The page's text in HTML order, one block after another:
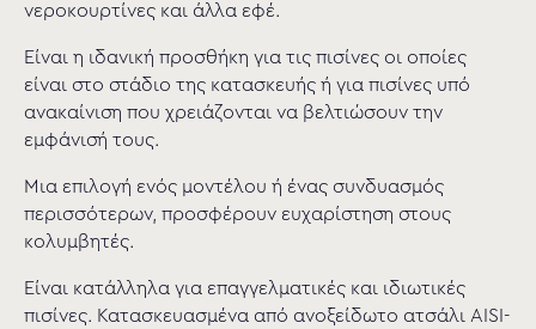
νεροκουρτίνες και άλλα εφέ.
Είναι η ιδανική προσθήκη για τις πισίνες οι οποίες
είναι στο στάδιο της κατασκευής ή για πισίνες υπό
ανακαίνιση που χρειάζονται να βελτιώσουν την
εμφάνισή τους.
Μια επιλογή ενός µοντέλου ή ένας συνδυασµός
περισσότερων, προσφέρουν ευχαρίστηση στους
κολυμβητές.
Είναι κατάλληλα για επαγγελματικές και ιδιωτικές
πισίνες. Κατασκευασμένα από ανοξείδωτο ατσάλι AISI-